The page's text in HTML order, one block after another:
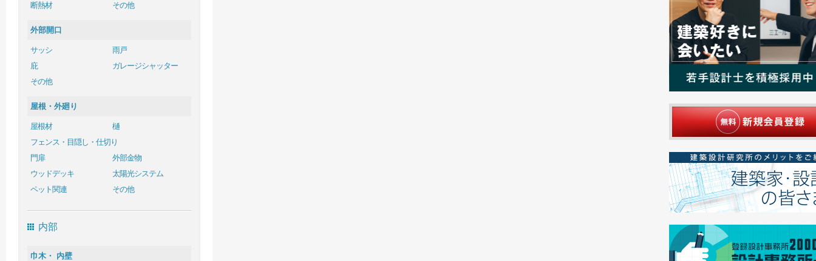
断熱材
その他
外部開口
サッシ
雨戸
庇
ガレージシャッター
その他
屋根・外廻り
屋根材
樋
フェンス・目隠し・仕切り
門扉
外部金物
ウッドデッキ
太陽光システム
ペット関連
その他
内部
巾木・ 内壁